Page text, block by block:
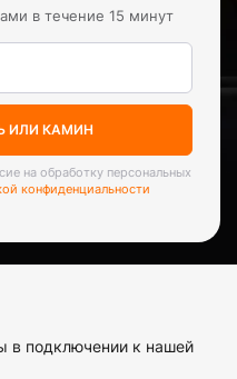
в течение 15 минут
ИЛИ КАМИН
на обработку персональных
конфиденциальности
в подключении к нашей